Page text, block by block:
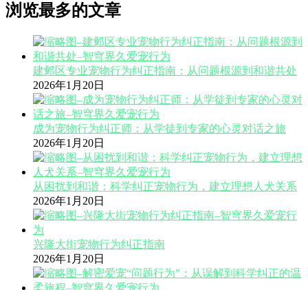
浏览最多的文章
建邺区专业宠物行为纠正指南：从问题根源到和谐共处
2026年1月20日
成为宠物行为纠正师：从学徒到专家的心灵对话之旅
2026年1月20日
从困扰到和谐：科学纠正宠物行为，建立理想人犬关系
2026年1月20日
兴隆大街宠物行为纠正指南
2026年1月20日